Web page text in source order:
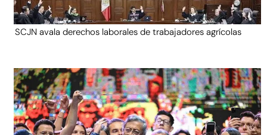
SCJN avala derechos laborales de trabajadores agrícolas